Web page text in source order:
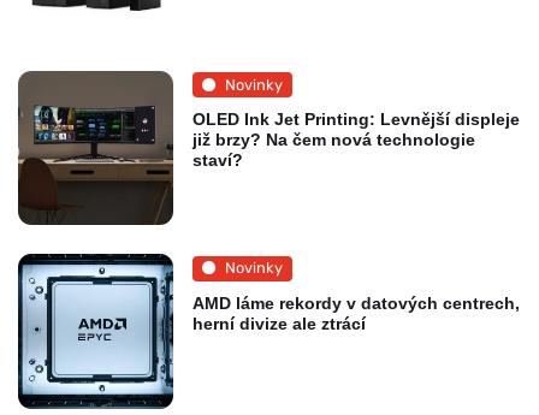
Novinky
OLED Ink Jet Printing: Levnější displeje
již brzy? Na čem nová technologie
staví?
Novinky
AMD láme rekordy v datových centrech,
herní divize ale ztrácí